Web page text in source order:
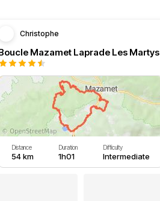
Christophe
Mazamet Laprade Les Martys
Distance
54 km
Duration
1h01
Difficulty
Intermediate